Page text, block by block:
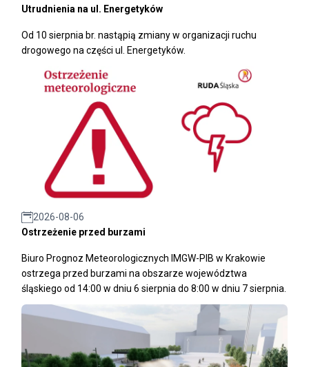
Utrudnienia na ul. Energetyków
Od 10 sierpnia br. nastąpią zmiany w organizacji ruchu
drogowego na części ul. Energetyków.
2026-08-06
Ostrzeżenie przed burzami
Biuro Prognoz Meteorologicznych IMGW-PIB w Krakowie
ostrzega przed burzami na obszarze województwa
śląskiego od 14:00 w dniu 6 sierpnia do 8:00 w dniu 7 sierpnia.